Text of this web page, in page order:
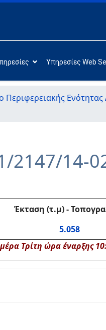
Υπηρεσίες Web
Περιφερειακής
2147/14-
Έκταση (τ.μ)-
5.058
Τρίτη ώρα έναρξης